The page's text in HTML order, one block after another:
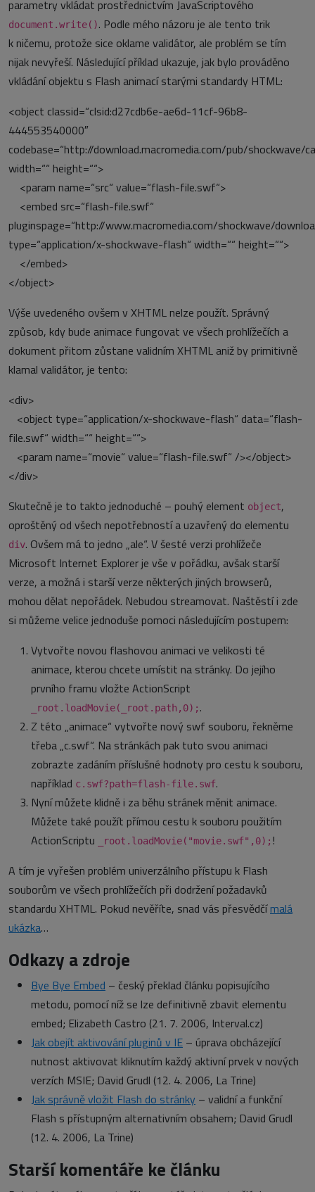
parametry vkládat prostřednictvím JavaScriptového
document.write(). Podle mého názoru je ale tento trik
k ničemu, protože sice oklame validátor, ale problém se tím
nijak nevyřeší. Následující příklad ukazuje, jak bylo prováděno
vkládání objektu s Flash animací starými standardy HTML:
<object classid=“clsid:d27cdb6e-ae6d-11cf-96b8-
444553540000″
codebase=“http://download.macromedia.com/pub/
width=““ height=““>
<param name=“src“ value=“flash-file.swf“>
<embed src=“flash-file.swf“
pluginspage=“http://www.macromedia.com/shockwave/
type=“application/x-shockwave-flash“ width=““ height=““>
</embed>
</object>
Výše uvedeného ovšem v XHTML nelze použít. Správný
způsob, kdy bude animace fungovat ve všech prohlížečích a
dokument přitom zůstane validním XHTML aniž by primitivně
klamal validátor, je tento:
<div>
<object type=“application/x-shockwave-flash“ data=“flash-
file.swf“ width=““ height=““>
<param name=“movie“ value=“flash-file.swf“ /></object>
</div>
Skutečně je to takto jednoduché – pouhý element object,
oproštěný od všech nepotřebností a uzavřený do elementu
div. Ovšem má to jedno „ale“. V šesté verzi prohlížeče
Microsoft Internet Explorer je vše v pořádku, avšak starší
verze, a možná i starší verze některých jiných browserů,
mohou dělat nepořádek. Nebudou streamovat. Naštěstí i zde
si můžeme velice jednoduše pomoci následujícím postupem:
Vytvořte novou flashovou animaci ve velikosti té
animace, kterou chcete umístit na stránky. Do jejího
prvního framu vložte ActionScript
_root.loadMovie(_root.path,0); .
Z této „animace“ vytvořte nový swf souboru, řekněme
třeba „c.swf“. Na stránkách pak tuto svou animaci
zobrazte zadáním příslušné hodnoty pro cestu k souboru,
například c.swf?path=flash-file.swf.
Nyní můžete klidně i za běhu stránek měnit animace.
Můžete také použít přímou cestu k souboru použitím
ActionScriptu
_root.loadMovie("movie.swf",0); !
A tím je vyřešen problém univerzálního přístupu k Flash
souborům ve všech prohlížečích při dodržení požadavků
standardu XHTML. Pokud nevěříte, snad vás přesvědčímalá
ukázka…
Odkazy a zdroje
Bye Bye Embed – český překlad článku popisujícího
metodu, pomocí níž se lze definitivně zbavit elementu
embed; Elizabeth Castro (21. 7. 2006, Interval.cz)
Jak obejít aktivování pluginů v IE – úprava obcházející
nutnost aktivovat kliknutím každý aktivní prvek v nových
verzích MSIE; David Grudl (12. 4. 2006, La Trine)
Jak správně vložit Flash do stránky – validní a funkční
Flash s přístupným alternativním obsahem; David Grudl
(12. 4. 2006, La Trine)
Starší komentáře ke článku